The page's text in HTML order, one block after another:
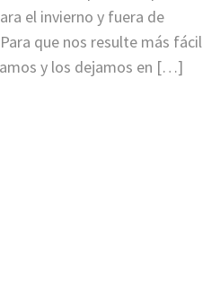
el invierno y fuera de
que nos resulte más fácil
y los dejamos en […]